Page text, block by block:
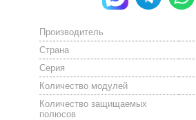
Производитель
Страна
Серия
Количество модулей
Количество защищаемых
полюсов